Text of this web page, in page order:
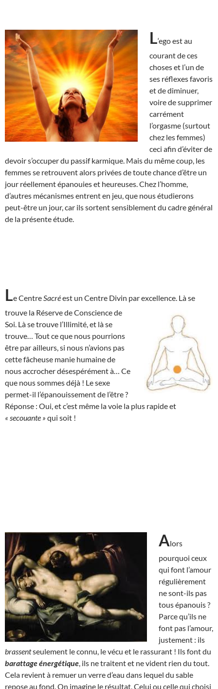
L‘ego est au
courant de ces
choses et l’un de
ses réflexes favoris
et de diminuer,
voire de supprimer
carrément
l’orgasme (surtout
chez les femmes)
ceci afin d’éviter de
devoir s’occuper du passif karmique. Mais du même coup, les
femmes se retrouvent alors privées de toute chance d’être un
jour réellement épanouies et heureuses. Chez l’homme,
d’autres mécanismes entrent en jeu, que nous étudierons
peut-être un jour, car ils sortent sensiblement du cadre général
de la présente étude.
Le Centre Sacréest un Centre Divin par excellence. Là se
trouve la Réserve deConscience de
Soi. Là se trouve l’Illimité, et là se
trouve… Tout ce que nous pourrions
être par ailleurs, si nous n’avions pas
cette fâcheuse manie humaine de
nous accrocher désespérément à… Ce
que nous sommes déjà ! Le sexe
permet-il l’épanouissement de l’être ?
Réponse : Oui, et c’est même la voie la plus rapide et
« secouante » qui soit !
Alors
pourquoi ceux
qui font l’amour
régulièrement
ne sont-ils pas
tous épanouis ?
Parce qu’ils ne
font pas l’amour,
justement : ils
brassentseulement le connu, le vécu et le rassurant ! Ils font du
barattage énergétique , ils ne traitent et ne vident rien du tout.
Cela revient à remuer un verre d’eau dans lequel du sable
repose au fond. On imagine le résultat. Celui ou celle qui choisi